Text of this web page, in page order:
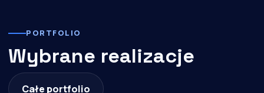
PORTFOLIO
Wybrane realizacje
Całe portfolio